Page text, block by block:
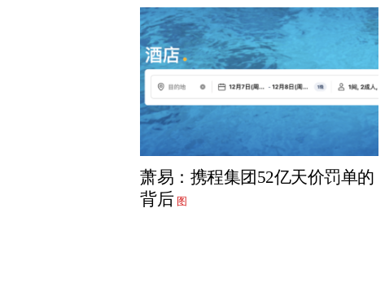
萧易：携程集团52亿天价罚单的
背后 图